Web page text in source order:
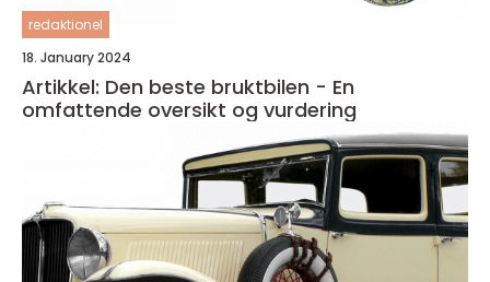
redaktionel
18. January 2024
Artikkel: Den beste bruktbilen - En
omfattende oversikt og vurdering